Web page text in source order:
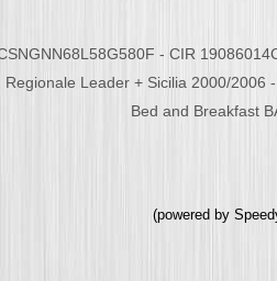
- CIR
Regionale Leader + Sicilia 2000/2006
Bed and Breakfast
(powered by